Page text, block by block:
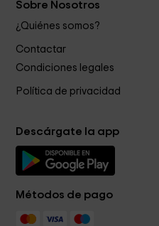
Sobre Nosotros
¿Quiénes somos?
Contactar
Condiciones legales
Política de privacidad
Descárgate la app
Métodos de pago